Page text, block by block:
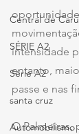
Central de
SÉRIE A2
Série A2
santa cruz
Automobilismo
intensidade
entanto,
passe e nas
O Palmeiras,